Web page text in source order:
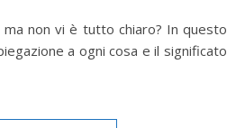
a ogni cosa e il significato